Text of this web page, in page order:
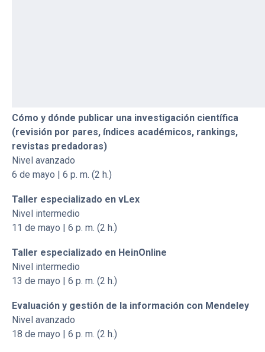
Cómo y dónde publicar una investigación científica
(revisión por pares, índices académicos, rankings,
revistas predadoras)
Nivel avanzado
6 de mayo | 6 p. m. (2 h.)
Taller especializado en vLex
Nivel intermedio
11 de mayo | 6 p. m. (2 h.)
Taller especializado en HeinOnline
Nivel intermedio
13 de mayo | 6 p. m. (2 h.)
Evaluación y gestión de la información con Mendeley
Nivel avanzado
18 de mayo | 6 p. m. (2 h.)